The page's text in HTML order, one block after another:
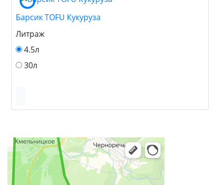
Барсик TOFU Кукуруза
Литраж
4.5л
30л